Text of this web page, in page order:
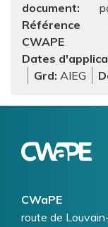
document
Référence
CWAPE
Dates
Grd AIEG
CWaPE
Addresse
route de